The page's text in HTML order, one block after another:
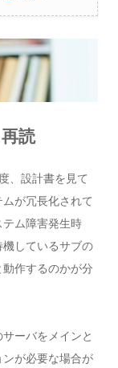
読
、設計書を見て
が冗長化されて
ム障害発生時
しているサブの
作するのかが分
ーバをメインと
が必要な場合が